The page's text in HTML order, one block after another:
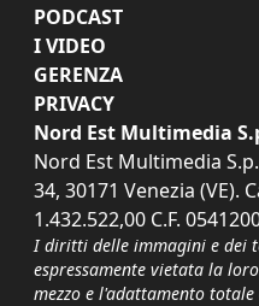
PODCAST
I VIDEO
GERENZA
PRIVACY
Nord Est Multimedia
Nord Est Multimedia
34, 30171 Venezia (VE).
1.432.522,00 C.F.
I diritti delle immagini e dei
espressamente vietata la
mezzo e l'adattamento totale